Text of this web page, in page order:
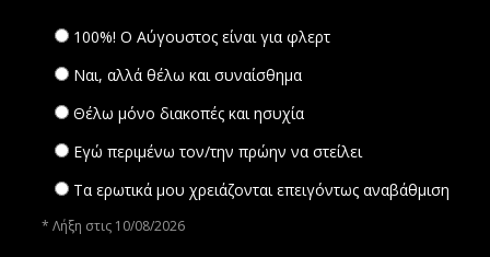
100%! Ο Αύγουστος είναι για φλερτ
Ναι, αλλά θέλω και συναίσθημα
Θέλω μόνο διακοπές και ησυχία
Εγώ περιμένω τον/την πρώην να στείλει
Τα ερωτικά μου χρειάζονται επειγόντως αναβάθμιση
* Λήξη στις 10/08/2026